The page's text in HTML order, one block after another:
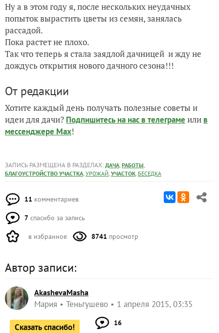
Ну а в этом году я, после нескольких неудачных
попыток вырастить цветы из семян, занялась
рассадой.
Пока растет не плохо.
Так что теперь я стала заядлой дачницей и жду не
дождусь открытия нового дачного сезона!!!
От редакции
Хотите каждый день получать полезные советы и
идеи для дачи? Подпишитесь на нас в телеграме или в
мессенджере Max!
ЗАПИСЬ РАЗМЕЩЕНА В РАЗДЕЛАХ: ДАЧА, РАБОТЫ,
БЛАГОУСТРОЙСТВО УЧАСТКА, УРОЖАЙ, УЧАСТОК, БЕСЕДКА
11 комментариев
7 спасибо за запись
в избранное 8741 просмотр
Автор записи:
AkashevaMasha
Мария Теньгушево 1 апреля 2015, 03:35
Сказать спасибо! 16